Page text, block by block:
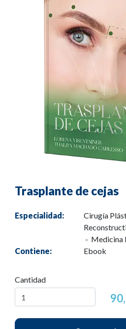
Trasplante de cejas
Especialidad:
Cirugía
- Medicina
Contiene:
Ebook
Cantidad